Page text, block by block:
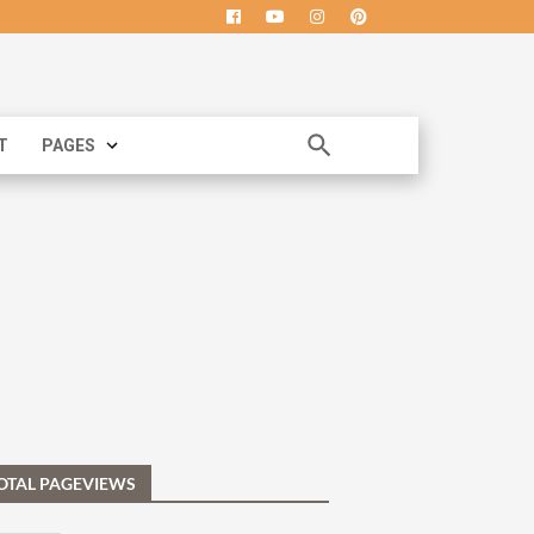
PAGES
PAGEVIEWS